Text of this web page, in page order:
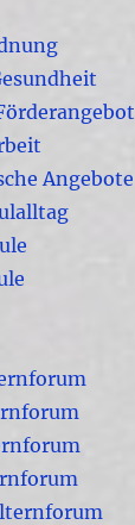
Angebote